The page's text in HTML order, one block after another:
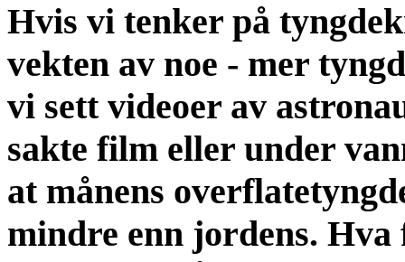
Hvis vi tenker på
vekten av noe - mer
vi sett videoer av
sakte film eller under
at månens
mindre enn jordens.